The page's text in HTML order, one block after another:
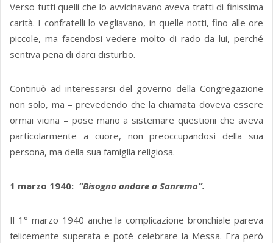
Verso tutti quelli che lo avvicinavano aveva tratti di finissima
carità. I confratelli lo vegliavano, in quelle notti, fino alle ore
piccole, ma facendosi vedere molto di rado da lui, perché
sentiva pena di darci disturbo.
Continuò ad interessarsi del governo della Congregazione
non solo, ma – prevedendo che la chiamata doveva essere
ormai vicina – pose mano a sistemare questioni che aveva
particolarmente a cuore, non preoccupandosi della sua
persona, ma della sua famiglia religiosa.
1 marzo 1940: “Bisogna andare a Sanremo”.
Il 1° marzo 1940 anche la complicazione bronchiale pareva
felicemente superata e poté celebrare la Messa. Era però